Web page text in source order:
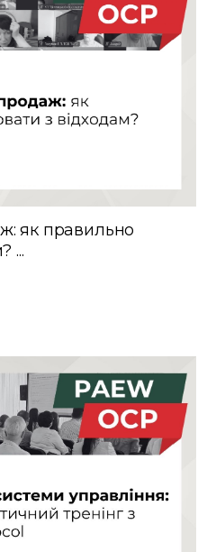
як правильно
...